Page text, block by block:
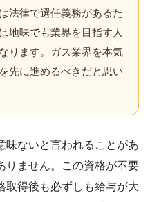
法律で選任義務があるた
地味でも業界を目指す人
ります。ガス業界を本気
先に進めるべきだと思い
味ないと言われることがあ
りません。この資格が不要
取得後も必ずしも給与が大